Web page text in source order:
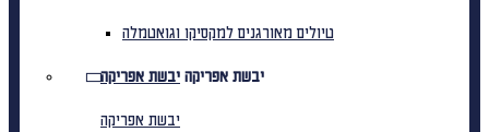
טיולים מאורגנים למקסיקו וגואטמלה
יבשת אפריקה יבשת אפריקה
יבשת אפריקה